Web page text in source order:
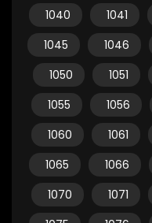
1040
1041
1045
1046
1050
1051
1055
1056
1060
1061
1065
1066
1070
1071